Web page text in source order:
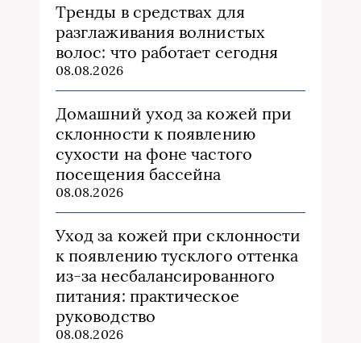
Тренды в средствах для
разглаживания волнистых
волос: что работает сегодня
08.08.2026
Домашний уход за кожей при
склонности к появлению
сухости на фоне частого
посещения бассейна
08.08.2026
Уход за кожей при склонности
к появлению тусклого оттенка
из‑за несбалансированного
питания: практическое
руководство
08.08.2026